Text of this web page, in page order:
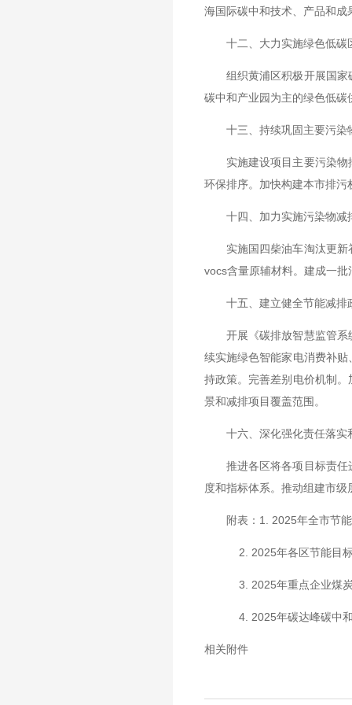
海国际碳中和技术、产品和成
十二、大力实施绿色低碳
组织黄浦区积极开展国家碳
碳中和产业园为主的绿色低
十三、持续巩固主要污染
实施建设项目主要污染物排
环保排序。加快构建本市排
十四、加力实施污染物减
实施国四柴油车淘汰更新补
vocs含量原辅材料。建成一
十五、建立健全节能减排
开展《碳排放智慧监管系统
续实施绿色智能家电消费补
持政策。完善差别电价机制
景和减排项目覆盖范围。
十六、深化强化责任落实
推进各区将各项目标责任进
度和指标体系。推动组建市
附表：1. 2025年全市节能
2. 2025年各区节能目
3. 2025年重点企业煤炭
4. 2025年碳达峰碳中和
相关附件